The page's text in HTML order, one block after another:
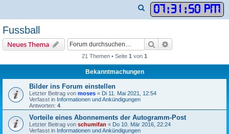
07:31 :50 PM
u
h
e
Fussball
Neues Thema Suche
21 Themen • Seite 1 von 1
Bekanntmachungen
Bilder ins Forum einstellen
Letzter Beitrag von moses « Di 11. Mai 2021, 12:54
Verfasst in Informationen und Ankündigungen
Antworten: 4
Vorteile eines Abonnements der Autogramm-Post
Letzter Beitrag von schumifan « Do 10. Mär 2016, 22:24
Verfasst in Informationen und Ankündigungen